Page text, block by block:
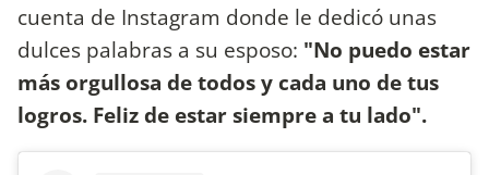
cuenta de Instagram donde le dedicó unas
dulces palabras a su esposo: "No puedo estar
más orgullosa de todos y cada uno de tus
logros. Feliz de estar siempre a tu lado".